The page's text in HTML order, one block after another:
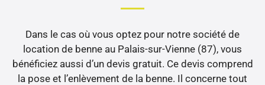
Dans le cas où vous optez pour notre société de
location de benne au Palais-sur-Vienne (87), vous
bénéficiez aussi d’un devis gratuit. Ce devis comprend
la pose et l’enlèvement de la benne. Il concerne tout